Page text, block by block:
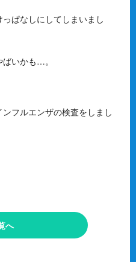
ぱなしにしてしまいまし
ばいかも…。
フルエンザの検査をしまし
へ